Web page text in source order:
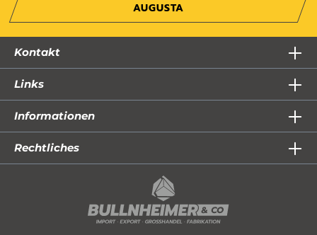
AUGUSTA
Kontakt
Links
Informationen
Rechtliches